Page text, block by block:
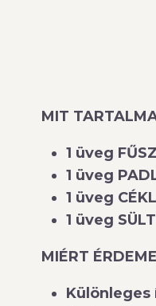
MIT
1 üveg
1 üveg
1 üveg
1 üveg
MIÉRT
Különleges